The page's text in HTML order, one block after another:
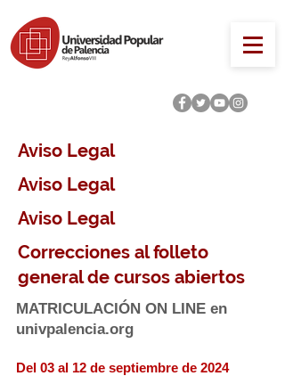
Aviso Legal
Aviso Legal
Aviso Legal
Correcciones al folleto
general de cursos abiertos
MATRICULACIÓN ON LINE en
univpalencia.org
Del 03 al 12 de septiembre de 2024